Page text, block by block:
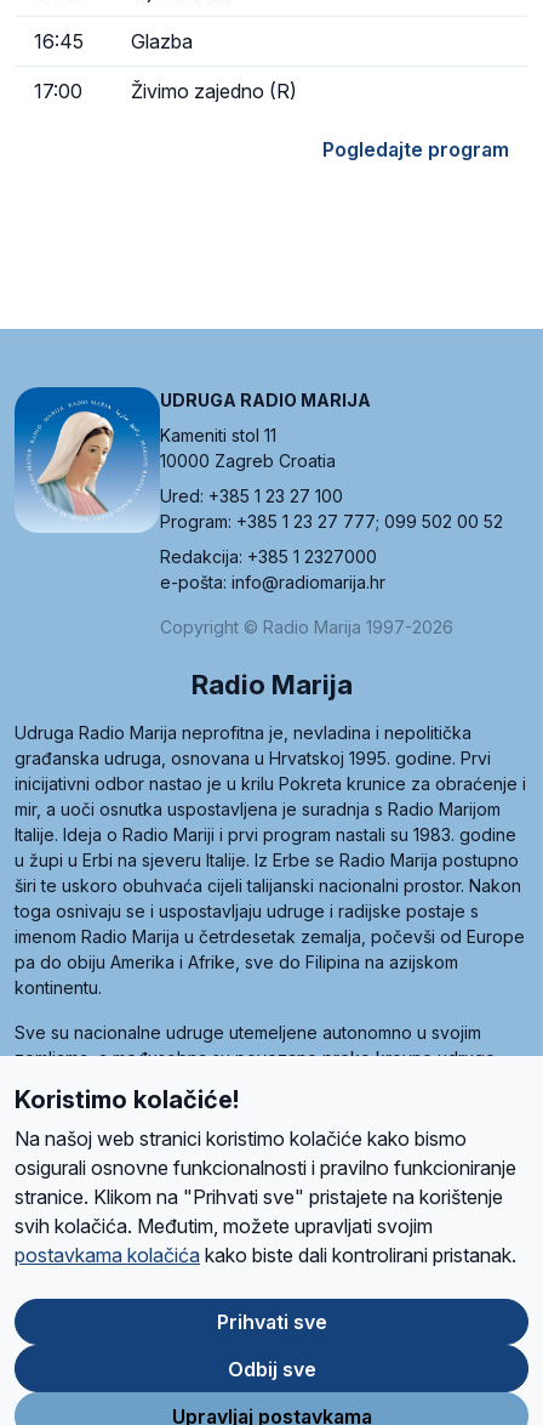
16:45 Glazba
17:00 Živimo zajedno (R)
Pogledajte program
UDRUGA RADIO MARIJA
Kameniti stol 11
10000 Zagreb Croatia
Ured: +385 1 23 27 100
Program: +385 1 23 27 777; 099 502 00 52
Redakcija: +385 1 2327000
e-pošta: info@radiomarija.hr
Copyright © Radio Marija 1997-2026
Radio Marija
Udruga Radio Marija neprofitna je, nevladina i nepolitička
građanska udruga, osnovana u Hrvatskoj 1995. godine. Prvi
inicijativni odbor nastao je u krilu Pokreta krunice za obraćenje i
mir, a uoči osnutka uspostavljena je suradnja s Radio Marijom
Italije. Ideja o Radio Mariji i prvi program nastali su 1983. godine
u župi u Erbi na sjeveru Italije. Iz Erbe se Radio Marija postupno
širi te uskoro obuhvaća cijeli talijanski nacionalni prostor. Nakon
toga osnivaju se i uspostavljaju udruge i radijske postaje s
imenom Radio Marija u četrdesetak zemalja, počevši od Europe
pa do obiju Amerika i Afrike, sve do Filipina na azijskom
kontinentu.
Sve su nacionalne udruge utemeljene autonomno u svojim
zemljama, a međusobna su povezane preko krovne udruge
Radio Maria). Svjetsku obitelj utemeljilo je sedam članica, među
kojima je i hrvatska Udruga Radio Marija.
O namaRadio ProgramVolonteriPrijateljiKontaktPravila privatnosti
Ova stranica je zaštićena Google reCAPTCHA sustavom
Store
Google
Play
Koristimo kolačiće!
Na našoj web stranici koristimo kolačiće kako bismo
osigurali osnovne funkcionalnosti i pravilno funkcioniranje
stranice. Klikom na "Prihvati sve" pristajete na korištenje
svih kolačića. Međutim, možete upravljati svojim
postavkama kolačića kako biste dali kontrolirani pristanak.
Prihvati sve
Odbij sve
Upravljaj postavkama